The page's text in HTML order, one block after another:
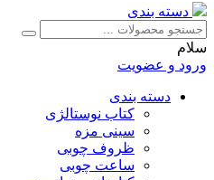
دسته بندی
جستجو
برای:
جستجو
سلام
ورود و عضویت
دسته بندی
کتاب نوستالژی
سینی مزه
ظروف چوبی
ساعت چوبی